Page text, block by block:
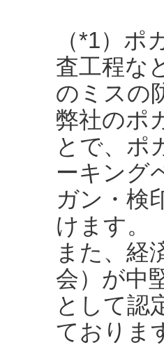
（*1）
査工程な
のミスの
弊社のポ
とで、ポ
ーキング
ガン・検
けます。
また、経
会）が中
として認
ておりま